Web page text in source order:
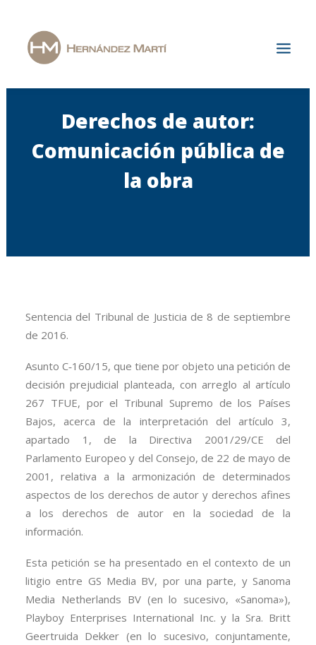
Inicio
La Firma
Áreas de Especialización
Derechos de autor:
Comunicación pública de
la obra
Sentencia del Tribunal de Justicia de 8 de septiembre
de 2016.
Asunto C‑160/15, que tiene por objeto una petición de
decisión prejudicial planteada, con arreglo al artículo
267 TFUE, por el Tribunal Supremo de los Países
Bajos, acerca de la interpretación del artículo 3,
apartado 1, de la Directiva 2001/29/CE del
Parlamento Europeo y del Consejo, de 22 de mayo de
2001, relativa a la armonización de determinados
aspectos de los derechos de autor y derechos afines
a los derechos de autor en la sociedad de la
información.
Esta petición se ha presentado en el contexto de un
litigio entre GS Media BV, por una parte, y Sanoma
Media Netherlands BV (en lo sucesivo, «Sanoma»),
Playboy Enterprises International Inc. y la Sra. Britt
Geertruida Dekker (en lo sucesivo, conjuntamente,